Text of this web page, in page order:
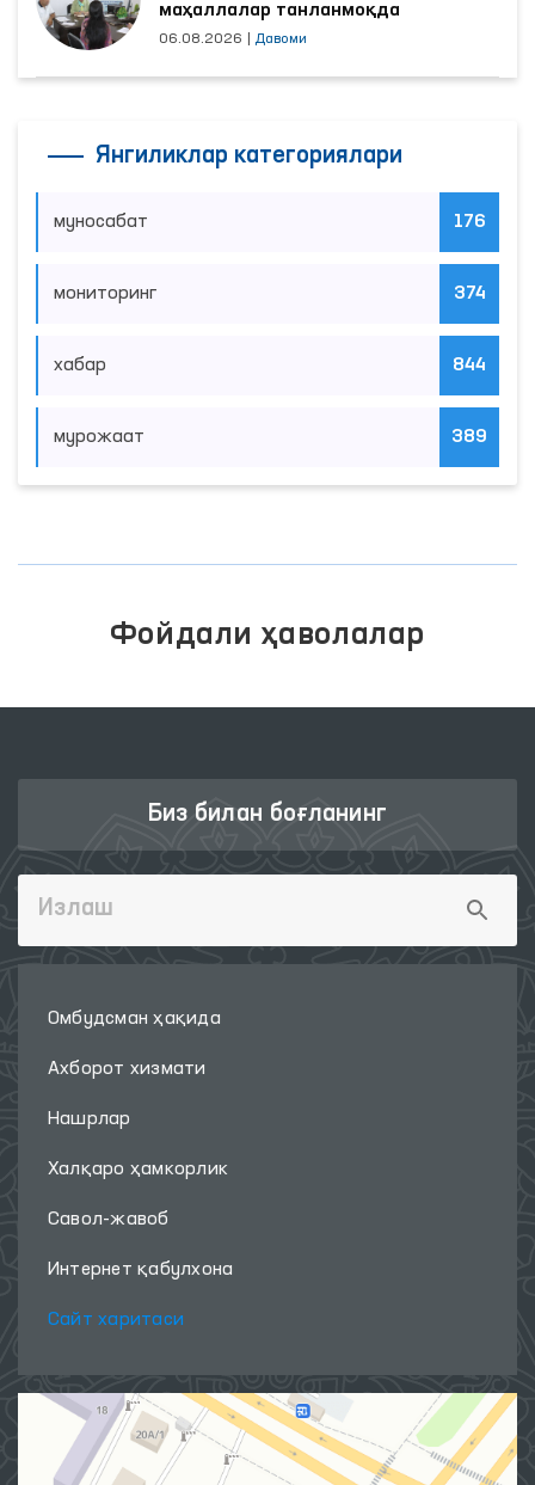
маҳаллалар танланмоқда
06.08.2026 Давоми
Янгиликлар категориялари
муносабат 176
мониторинг 374
хабар 844
мурожаат 389
Фойдали ҳаволалар
Биз билан боғланинг
Омбудсман ҳақида
Ахборот хизмати
Нашрлар
Халқаро ҳамкорлик
Савол-жавоб
Интернет қабулхона
Сайт харитаси